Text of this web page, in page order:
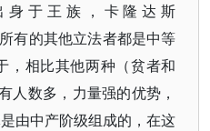
身于王族，卡隆达斯
有的其他立法者都是中等
，相比其他两种（贫者和
人数多，力量强的优势，
由中产阶级组成的，在这